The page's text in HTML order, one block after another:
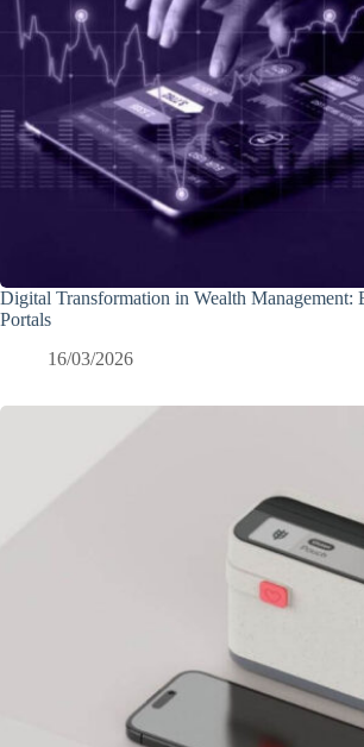
Digital Transformation in Wealth Management:
Portals
16/03/2026